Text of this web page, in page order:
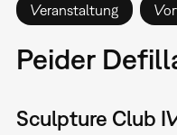
Veranstaltung
Peider
Sculpture Club